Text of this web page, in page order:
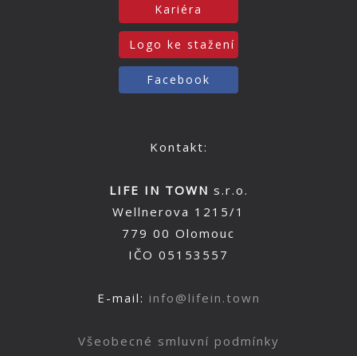
Kariéra
Logo ke stažení
Facebook
Kontakt:
LIFE IN TOWN s.r.o.
Wellnerova 1215/1
779 00 Olomouc
IČO 05153557
E-mail: info@lifein.town
Všeobecné smluvní podmínky